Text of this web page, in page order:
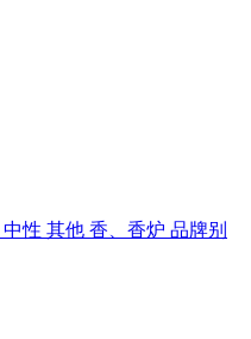
中性 其他 香、香炉 品牌别